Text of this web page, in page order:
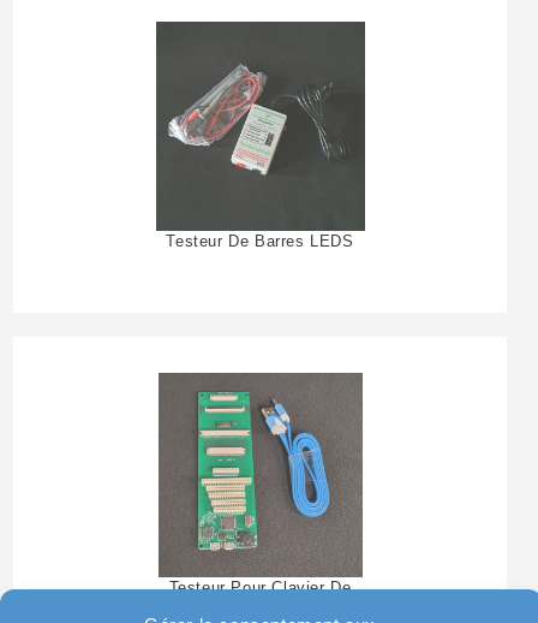
Testeur De Barres LEDS
Testeur Pour Clavier De